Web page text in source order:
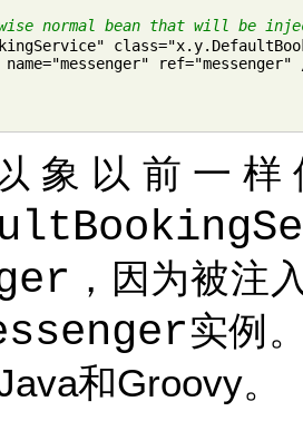
normal bean that will be
name="messenger" ref="messenger"
象以前一
，因为被注
实例
和Groovy。